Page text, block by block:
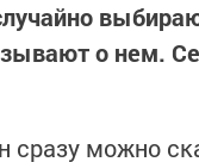
о нем.
можно